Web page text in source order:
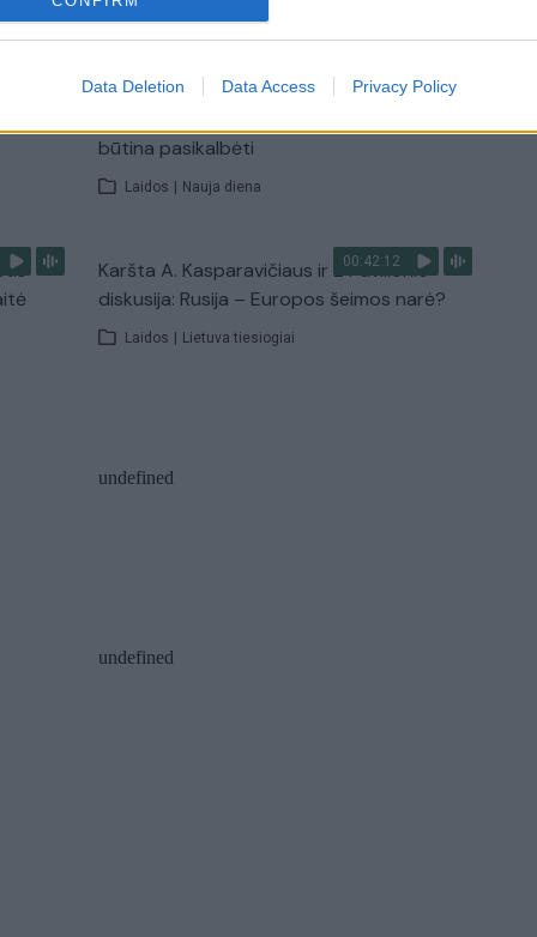
Data Deletion Data Access Privacy Policy
00:15:25
Ruošiantis naujiems mokslo metams –
būtina pasikalbėti
Laidos | Nauja diena
00:42:12
Karšta A. Kasparavičiaus ir Ž Pavilionio
diskusija: Rusija – Europos šeimos narė?
Laidos | Lietuva tiesiogiai